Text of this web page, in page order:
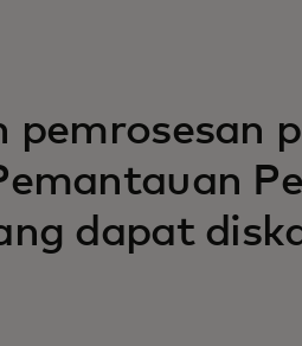
pemrosesan
dapat